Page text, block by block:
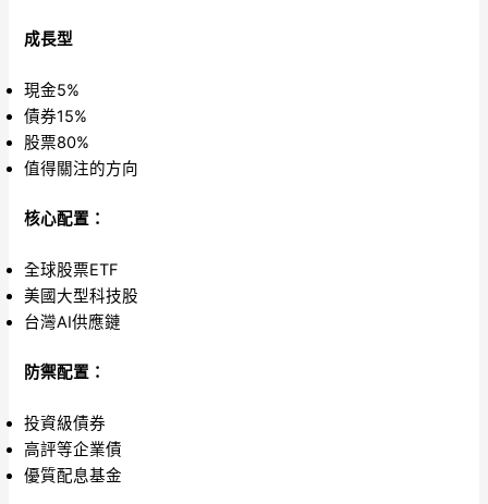
成長型
現金5%
債券15%
股票80%
值得關注的方向
核心配置：
全球股票ETF
美國大型科技股
台灣AI供應鏈
防禦配置：
投資級債券
高評等企業債
優質配息基金